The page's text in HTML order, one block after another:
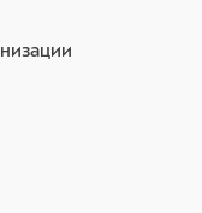
японской,
(жидкий),
аллантоин,
шо, порошок
декабен БА,
очищенная вода.